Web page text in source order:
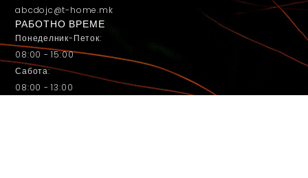
abcdojc@t-home.mk
РАБОТНО ВРЕМЕ
Понеделник-Петок:
08:00 - 15:00
Сабота:
08:00 - 13:00